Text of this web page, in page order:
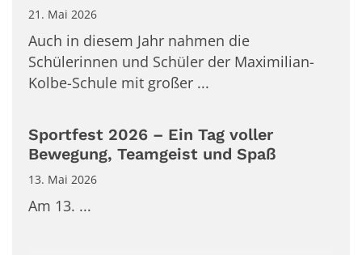
21. Mai 2026
Auch in diesem Jahr nahmen die
Schülerinnen und Schüler der Maximilian-
Kolbe-Schule mit großer ...
Sportfest 2026 – Ein Tag voller
Bewegung, Teamgeist und Spaß
13. Mai 2026
Am 13. ...